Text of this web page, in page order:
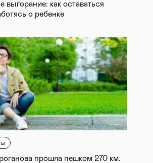
выгорание: как оставаться
о ребенке
прошла пешком 270 км.